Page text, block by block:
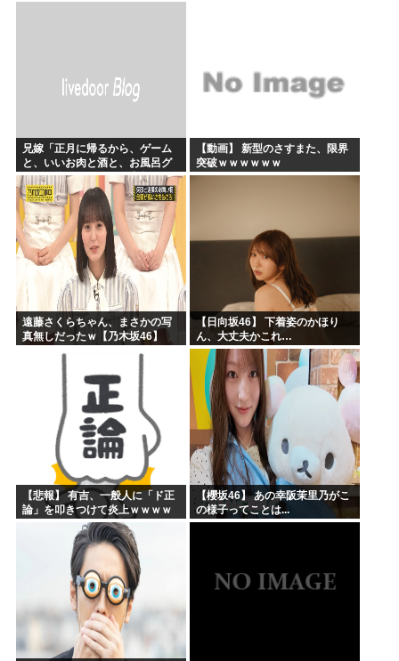
今年のボーナス凄いことになり
兄嫁「正月に帰るから、ゲーム
と、いいお肉と酒と、お風呂グ
ッズの準備しとけよ」寝起きの
私「知るかボケ」兄嫁「キィィ
ィィー！！！！」私「あ…」
【動画】 新型のさすまた、限界
突破ｗｗｗｗｗｗ
遠藤さくらちゃん、まさかの写
真無しだったｗ【乃木坂46】
【日向坂46】 下着姿のかほり
ん、大丈夫かこれ…
【悲報】 有吉、一般人に「ド正
論」を叩きつけて炎上ｗｗｗｗ
【櫻坂46】 あの幸阪茉里乃がこ
の様子ってことは...